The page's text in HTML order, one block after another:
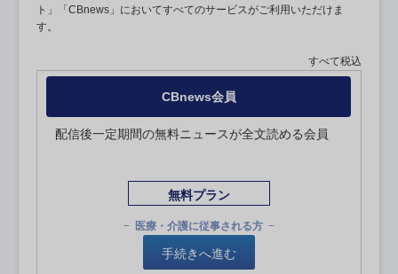
ト」「CBnews」においてすべてのサービスがご利用いただけま
す。
すべて税込
CBnews会員
配信後一定期間の無料ニュースが全文読める会員
無料プラン
医療・介護に従事される方
手続きへ進む